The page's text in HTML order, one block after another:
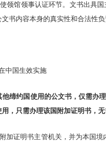
领馆领事认证环节。文书出具
书内容本身的真实性和合法性
中国生效实施
他缔约国使用的公文书，仅需办
，只需办理该国附加证明书，
加证明书主管机关，并为本国